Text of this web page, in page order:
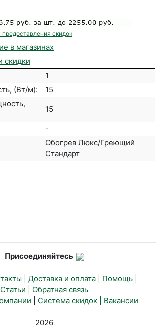
предоставления скидок
в магазинах
скидки
1
(Вт/м):
15
15
-
Обогрев Люкс/Греющий
Стандарт
Присоединяйтесь
Доставка и оплата Помощь
Статьи
Обратная связь
Система скидок | Вакансии
2026